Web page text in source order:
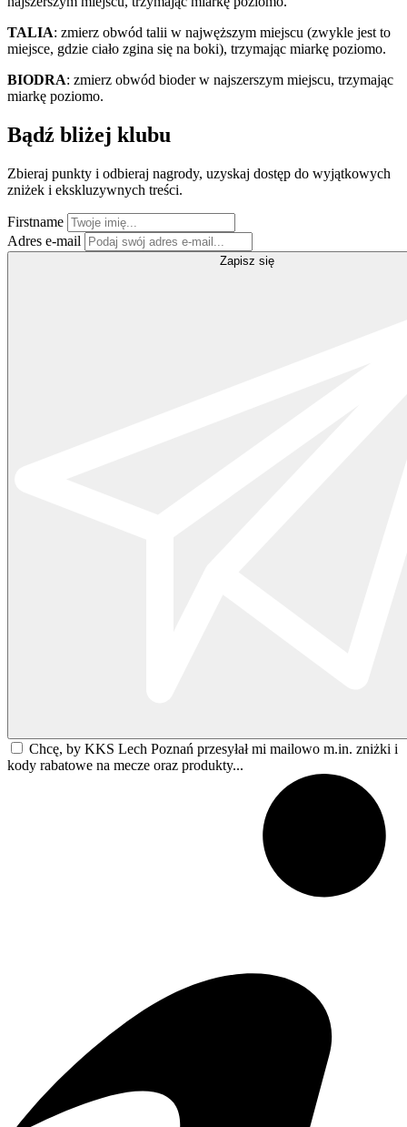
TALIA: zmierz obwód talii w najwęższym miejscu (zwykle jest to
miejsce, gdzie ciało zgina się na boki), trzymając miarkę poziomo.
BIODRA: zmierz obwód bioder w najszerszym miejscu, trzymając
miarkę poziomo.
Bądź bliżej klubu
Zbieraj punkty i odbieraj nagrody, uzyskaj dostęp do wyjątkowych
zniżek i ekskluzywnych treści.
Firstname
Adres e-mail
Zapisz się
Chcę, by KKS Lech Poznań przesyłał mi mailowo m.in. zniżki i
kody rabatowe na mecze oraz produkty...